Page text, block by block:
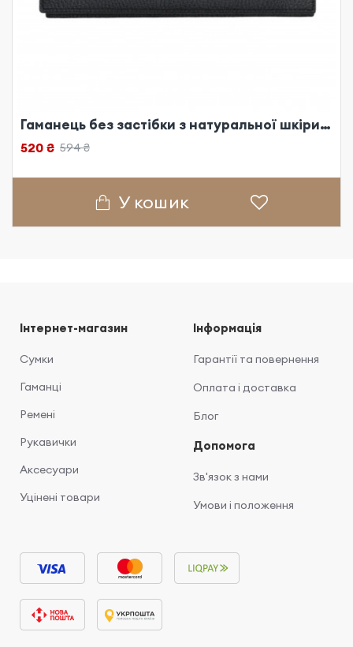
Гаманець без застібки з натуральної шкіри чорний
520 ₴ 594 ₴
У кошик
Інтернет-магазин
Сумки
Гаманці
Ремені
Рукавички
Аксесуари
Уцінені товари
Інформація
Гарантії та повернення
Оплата і доставка
Блог
Допомога
Зв'язок з нами
Умови і положення